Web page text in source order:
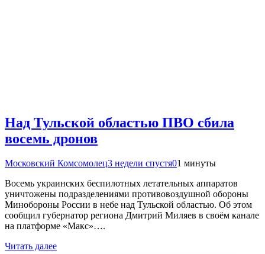
Над Тульской областью ПВО сбила
восемь дронов
Московский Комсомолец3 недели спустя01 минуты
Восемь украинских беспилотных летательных аппаратов
уничтожены подразделениями противовоздушной обороны
Минобороны России в небе над Тульской областью. Об этом
сообщил губернатор региона Дмитрий Миляев в своём канале
на платформе «Макс»….
Читать далее